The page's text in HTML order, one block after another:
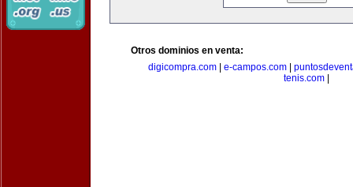
Otros dominios en venta:
digicompra.com
e-campos.com
tenis.com